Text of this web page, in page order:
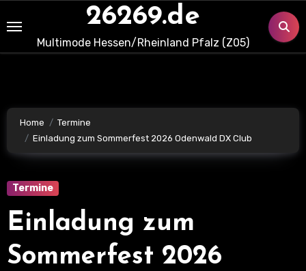
to
content
26269.de
Multimode Hessen/Rheinland Pfalz (Z05)
Home
Termine
Einladung zum Sommerfest 2026 Odenwald DX Club
Termine
Einladung zum
Sommerfest 2026